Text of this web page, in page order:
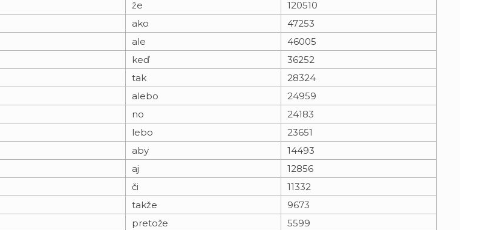
e
t
že
120510
ako
47253
ale
46005
keď
36252
tak
28324
alebo
24959
no
24183
lebo
23651
aby
14493
aj
12856
či
11332
takže
9673
pretože
5599